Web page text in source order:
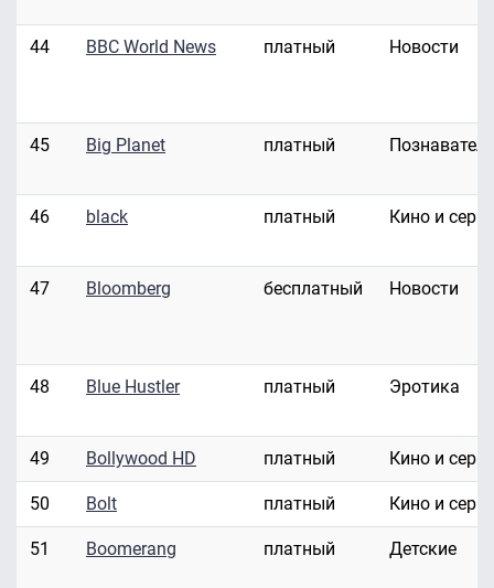
44 BBC World News платный Новости
45 Big Planet платный
46 black платный Кино и
47 Bloomberg бесплатный Новости
48 Blue Hustler платный Эротика
49 Bollywood HD платный Кино и
50 Bolt платный Кино и
51 Boomerang платный Детские